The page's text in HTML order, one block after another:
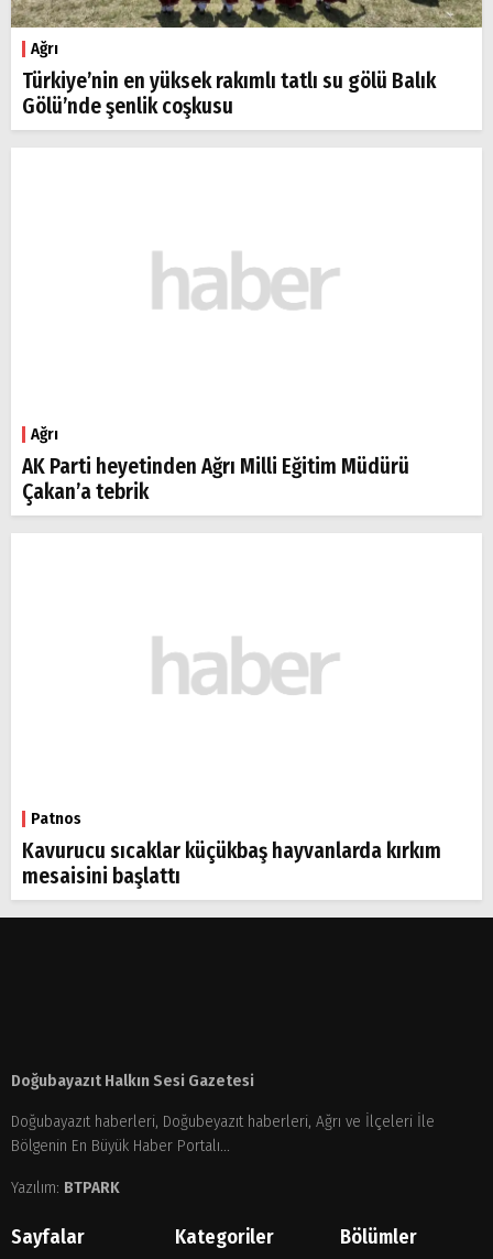
Ağrı
Türkiye’nin en yüksek rakımlı tatlı su gölü Balık
Gölü’nde şenlik coşkusu
Ağrı
AK Parti heyetinden Ağrı Milli Eğitim Müdürü
Çakan’a tebrik
Patnos
Kavurucu sıcaklar küçükbaş hayvanlarda kırkım
mesaisini başlattı
Doğubayazıt Halkın Sesi Gazetesi
Doğubayazıt haberleri, Doğubeyazıt haberleri, Ağrı ve İlçeleri İle
Bölgenin En Büyük Haber Portalı...
Yazılım: BTPARK
Sayfalar Kategoriler Bölümler